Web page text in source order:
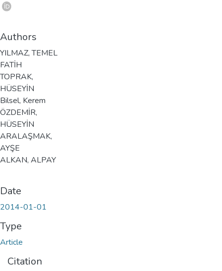
Authors
YILMAZ, TEMEL
FATİH
TOPRAK,
HÜSEYİN
Bilsel, Kerem
ÖZDEMİR,
HÜSEYİN
ARALAŞMAK,
AYŞE
ALKAN, ALPAY
Date
2014-01-01
Type
Article
Citation